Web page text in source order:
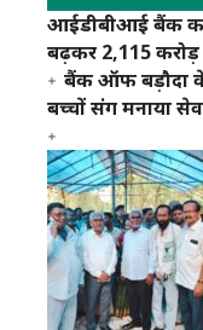
आईडीबीआई बैंक का
बढ़कर 2,115
बैंक ऑफ बड़ौदा के
बच्चों संग मनाया